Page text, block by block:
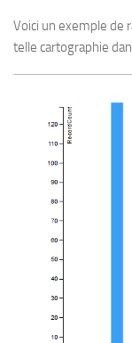
Voici un exemple de
telle cartographie